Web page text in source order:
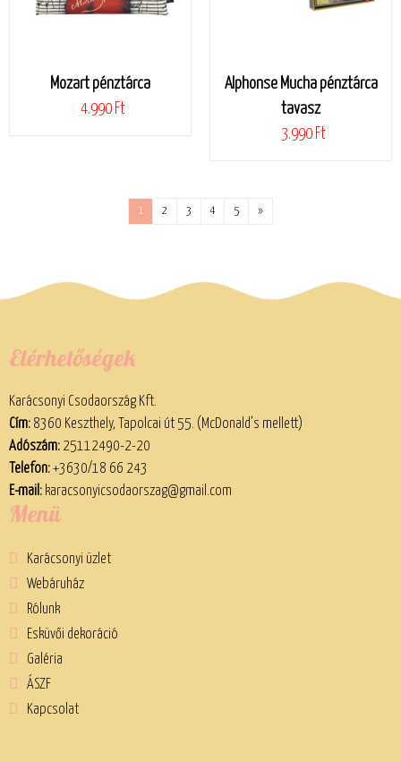
Mozart pénztárca
4.990 Ft
Alphonse Mucha pénztárca
tavasz
3.990 Ft
1 2 3 4 5 »
Elérhetőségek
Karácsonyi Csodaország Kft.
Cím:8360 Keszthely, Tapolcai út 55. (McDonald’s mellett)
Adószám:25112490-2-20
Telefon:+3630/18 66 243
E-mail: karacsonyicsodaorszag@gmail.com
Menü
Karácsonyi üzlet
Webáruház
Rólunk
Esküvői dekoráció
Galéria
ÁSZF
Kapcsolat